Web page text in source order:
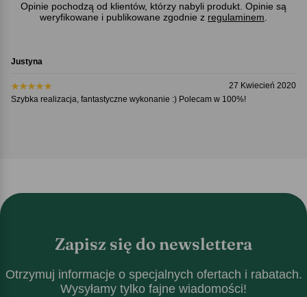
Opinie pochodzą od klientów, którzy nabyli produkt. Opinie są
weryfikowane i publikowane zgodnie z regulaminem.
Justyna
27 Kwiecień 2020
Szybka realizacja, fantastyczne wykonanie :) Polecam w 100%!
Zapisz się do newslettera
Otrzymuj informacje o specjalnych ofertach i rabatach.
Wysyłamy tylko fajne wiadomości!